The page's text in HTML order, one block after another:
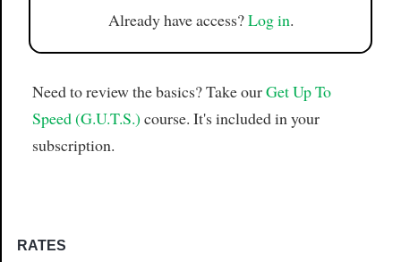
Already have access?Log in.
Need to review the basics? Take ourGet Up To
Speed (G.U.T.S.) course. It's included in your
subscription.
RATES